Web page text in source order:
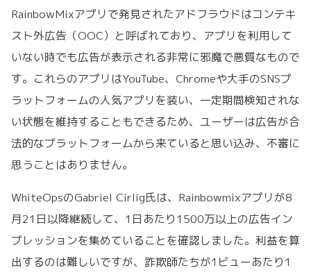
RainbowMixアプリで発見されたアドフラウドはコンテキ
スト外広告（OOC）と呼ばれており、アプリを利用して
いない時でも広告が表示される非常に邪魔で悪質なもので
す。これらのアプリはYouTube、Chromeや大手のSNSプ
ラットフォームの人気アプリを装い、一定期間検知されな
い状態を維持することもできるため、ユーザーは広告が合
法的なプラットフォームから来ていると思い込み、不審に
思うことはありません。
WhiteOpsのGabriel Cirlig氏は、Rainbowmixアプリが8
月21日以降継続して、1日あたり1500万以上の広告イン
プレッションを集めていることを確認しました。利益を算
出するのは難しいですが、詐欺師たちが1ビューあたり1